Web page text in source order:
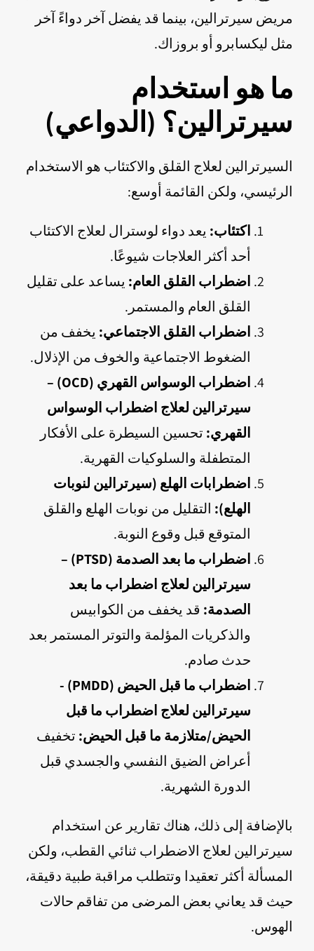
مريض سيرترالين، بينما قد يفضل آخر دواءً آخر
مثل ليكسابرو أو بروزاك.
ما هو استخدام
سيرترالين؟ (الدواعي)
السيرترالين لعلاج القلق والاكتئاب هو الاستخدام
الرئيسي، ولكن القائمة أوسع:
اكتئاب: يعد دواء لوسترال لعلاج الاكتئاب
أحد أكثر العلاجات شيوعًا.
اضطراب القلق العام: يساعد على تقليل
القلق العام والمستمر.
اضطراب القلق الاجتماعي: يخفف من
الضغوط الاجتماعية والخوف من الإذلال.
اضطراب الوسواس القهري (OCD) –
سيرترالين لعلاج اضطراب الوسواس
القهري: تحسين السيطرة على الأفكار
المتطفلة والسلوكيات القهرية.
اضطرابات الهلع (سيرترالين لنوبات
الهلع): التقليل من نوبات الهلع والقلق
المتوقع قبل وقوع النوبة.
اضطراب ما بعد الصدمة (PTSD) –
سيرترالين لعلاج اضطراب ما بعد
الصدمة: قد يخفف من الكوابيس
والذكريات المؤلمة والتوتر المستمر بعد
حدث صادم.
اضطراب ما قبل الحيض (PMDD) -
سيرترالين لعلاج اضطراب ما قبل
الحيض/متلازمة ما قبل الحيض: تخفيف
أعراض الضيق النفسي والجسدي قبل
الدورة الشهرية.
بالإضافة إلى ذلك، هناك تقارير عن استخدام
سيرترالين لعلاج الاضطراب ثنائي القطب، ولكن
المسألة أكثر تعقيدا وتتطلب مراقبة طبية دقيقة،
حيث قد يعاني بعض المرضى من تفاقم حالات
الهوس.